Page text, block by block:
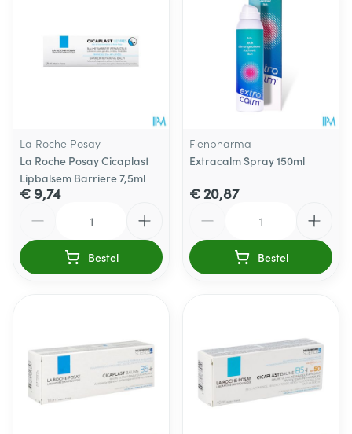
La Roche Posay
La Roche Posay Cicaplast
Lipbalsem Barriere 7,5ml
€ 9,74
Bestel
Flenpharma
Extracalm Spray 150ml
€ 20,87
Bestel